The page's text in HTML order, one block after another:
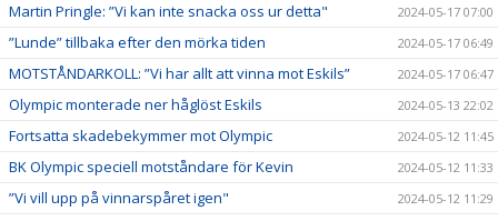
Martin Pringle: ”Vi kan inte snacka oss ur detta" 2024-05-17 07:00
”Lunde” tillbaka efter den mörka tiden 2024-05-17 06:49
MOTSTÅNDARKOLL: ”Vi har allt att vinna mot Eskils” 2024-05-17 06:47
Olympic monterade ner håglöst Eskils 2024-05-13 22:02
Fortsatta skadebekymmer mot Olympic 2024-05-12 11:45
BK Olympic speciell motståndare för Kevin 2024-05-12 11:33
”Vi vill upp på vinnarspåret igen" 2024-05-12 11:29